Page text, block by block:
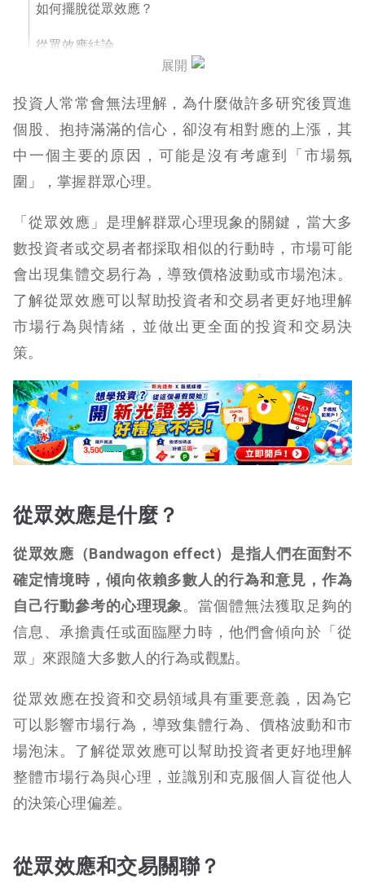
如何擺脫從眾效應？
從眾效應結論
展開
投資人常常會無法理解，為什麼做許多研究後買進
個股、抱持滿滿的信心，卻沒有相對應的上漲，其
中一個主要的原因，可能是沒有考慮到「市場氛
圍」，掌握群眾心理。
「從眾效應」是理解群眾心理現象的關鍵，當大多
數投資者或交易者都採取相似的行動時，市場可能
會出現集體交易行為，導致價格波動或市場泡沫。
了解從眾效應可以幫助投資者和交易者更好地理解
市場行為與情緒，並做出更全面的投資和交易決
策。
從眾效應是什麼？
從眾效應（Bandwagon effect）是指人們在面對不
確定情境時，傾向依賴多數人的行為和意見，作為
自己行動參考的心理現象 。當個體無法獲取足夠的
信息、承擔責任或面臨壓力時，他們會傾向於「從
眾」來跟隨大多數人的行為或觀點。
從眾效應在投資和交易領域具有重要意義，因為它
可以影響市場行為，導致集體行為、價格波動和市
場泡沫。了解從眾效應可以幫助投資者更好地理解
整體市場行為與心理，並識別和克服個人盲從他人
的決策心理偏差。
從眾效應和交易關聯？